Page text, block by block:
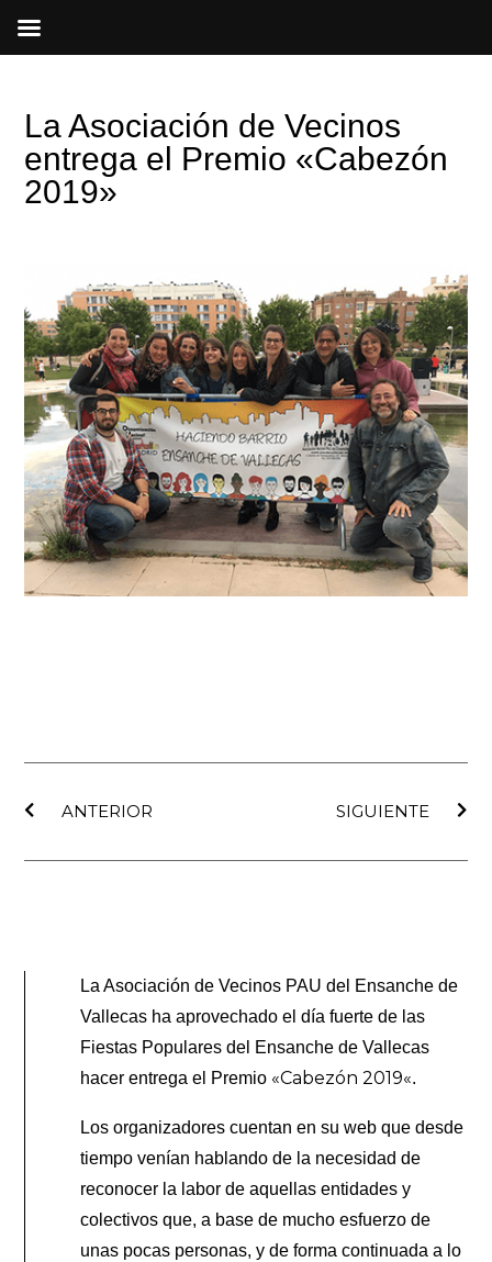
La Asociación de Vecinos
entrega el Premio «Cabezón
2019»
ANTERIOR
SIGUIENTE
La Asociación de Vecinos PAU del Ensanche de
Vallecas ha aprovechado el día fuerte de las
Fiestas Populares del Ensanche de Vallecas
hacer entrega el Premio «Cabezón 2019«.
Los organizadores cuentan en su web que desde
tiempo venían hablando de la necesidad de
reconocer la labor de aquellas entidades y
colectivos que, a base de mucho esfuerzo de
unas pocas personas, y de forma continuada a lo